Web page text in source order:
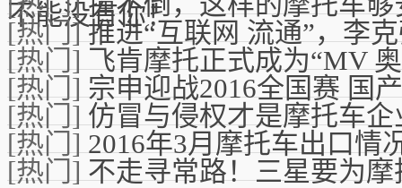
不能没有你！
[热门]推进“互联网 流通”，李
[热门]飞肯摩托正式成为“MV
[热门]宗申迎战2016全国赛 国
[热门]仿冒与侵权才是摩托车
[热门]2016年3月摩托车出口情
[热门]不走寻常路！三星要为